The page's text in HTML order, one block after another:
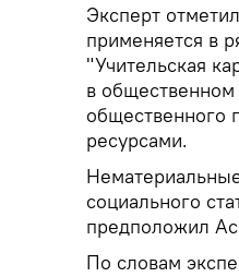
Эксперт
применяется в
"Учительская
в общественном
общественного
ресурсами.
социального
предположил
По словам